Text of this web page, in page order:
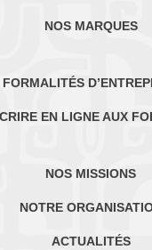
NOS MARQUES
FORMALITÉS
EN LIGNE AUX
NOS MISSIONS
NOTRE
ACTUALITÉS